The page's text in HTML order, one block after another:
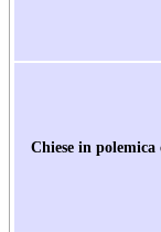
Chiese in